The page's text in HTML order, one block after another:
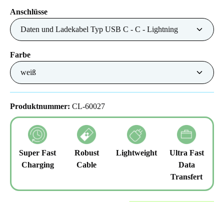
Anschlüsseauswählen
Farbeauswählen
Produktnummer: CL-60027
Super Fast
Charging
Robust
Cable
Lightweight
Ultra Fast
Data
Transfert